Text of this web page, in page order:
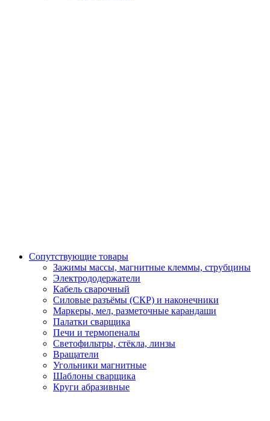
Сопутствующие товары
Зажимы массы, магнитные клеммы, струбцины
Электрододержатели
Кабель сварочный
Силовые разъёмы (СКР) и наконечники
Маркеры, мел, разметочные карандаши
Палатки сварщика
Печи и термопеналы
Светофильтры, стёкла, линзы
Вращатели
Угольники магнитные
Шаблоны сварщика
Круги абразивные